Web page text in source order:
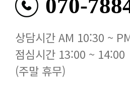
070-
상담시간 AM 10:30 ~
점심시간 13:00 ~ 14:00
(주말 휴무)